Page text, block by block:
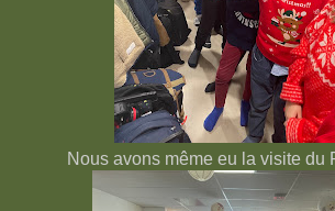
Nous avons même eu la visite du